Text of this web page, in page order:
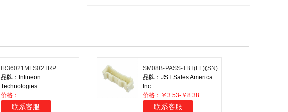
IR36021MFS02TRP
品牌：Infineon
Technologies
价格：
联系客服
SM08B-PASS-TBT(LF)(SN)
品牌：JST Sales America
Inc.
价格：￥3.53-￥8.38
联系客服